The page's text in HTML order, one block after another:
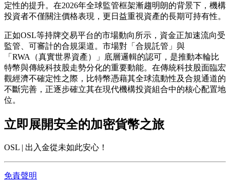
定性的提升。在2026年全球監管框架漸趨明朗的背景下，機構
投資者不僅關注價格表現，更日益重視資產的長期可持有性。
正如OSL等持牌交易平台的市場動向所示，資金正加速流向受
監管、可審計的合規渠道。市場對「合規託管」與
「RWA（真實世界資產）」底層邏輯的認可，是推動本輪比
特幣與傳統科技股走勢分化的重要動能。在傳統科技股面臨宏
觀經濟不確定性之際，比特幣憑藉其全球流動性及合規通道的
不斷完善，正逐步確立其在現代機構投資組合中的核心配置地
位。
立即展開安全的加密貨幣之旅
OSL | 出入金從未如此安心！
免責聲明